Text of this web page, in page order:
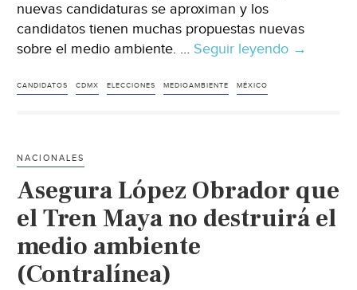
nuevas candidaturas se aproximan y los
candidatos tienen muchas propuestas nuevas
sobre el medio ambiente. … Seguir leyendo CDMX
sin
ideas
para
→
CANDIDATOS CDMX ELECCIONES MEDIOAMBIENTE MÉXICO
NACIONALES
Asegura López Obrador que
el Tren Maya no destruirá el
medio ambiente
(Contralínea)